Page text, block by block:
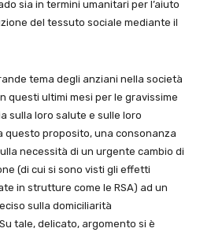
sia in termini umanitari per l’aiuto
del tessuto sociale mediante il
tema degli anziani nella società
questi ultimi mesi per le gravissime
sulla loro salute e sulle loro
questo proposito, una consonanza
necessità di un urgente cambio di
(di cui si sono visti gli effetti
in strutture come le RSA) ad un
sulla domiciliarità
tale, delicato, argomento si è